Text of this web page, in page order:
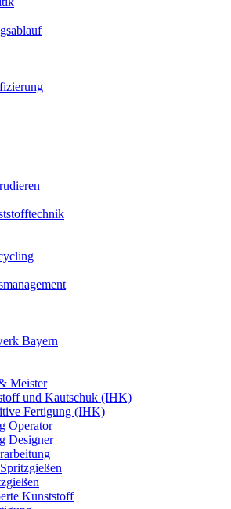
Bayern
Meister
und Kautschuk (IHK)
Fertigung (IHK)
Operator
Designer
Kunststoff